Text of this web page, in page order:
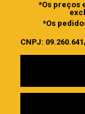
*Os preços
*Os
CNPJ: